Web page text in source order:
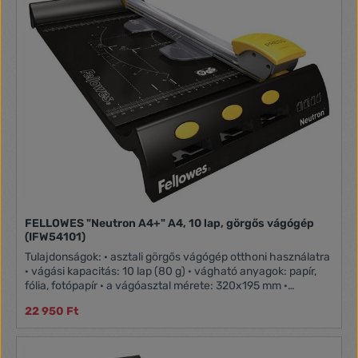
FELLOWES "Neutron A4+" A4, 10 lap, görgős vágógép
(IFW54101)
Tulajdonságok: · asztali görgős vágógép otthoni használatra
· vágási kapacitás: 10 lap (80 g) · vágható anyagok: papír,
fólia, fotópapír · a vágóasztal mérete: 320x195 mm ·
biztonsági vágókéstok, amelyben a vágási folyamat
kivételével a penge rejtve marad · egyszerű, biztonságos
22 950 Ft